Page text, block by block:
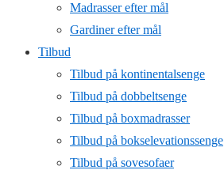
Madrasser efter mål
Gardiner efter mål
Tilbud
Tilbud på kontinentalsenge
Tilbud på dobbeltsenge
Tilbud på boxmadrasser
Tilbud på bokselevationssenge
Tilbud på sovesofaer